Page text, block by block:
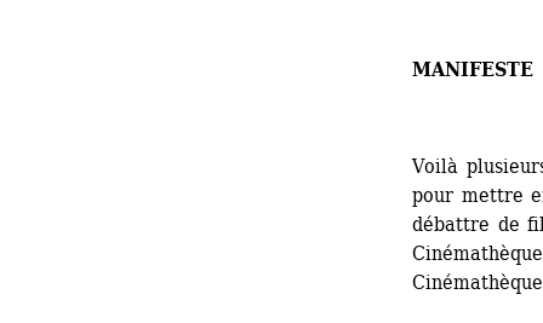
MANIFESTE
Voilà
pour mettre
débattre de